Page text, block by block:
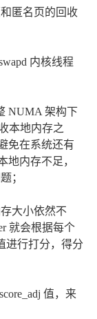
和匿名页的回收
内核线程
NUMA 架构下
本地内存之
免在系统还有
地内存不足，
；
大小依然不
就会根据每个
进行打分，得分
值，来